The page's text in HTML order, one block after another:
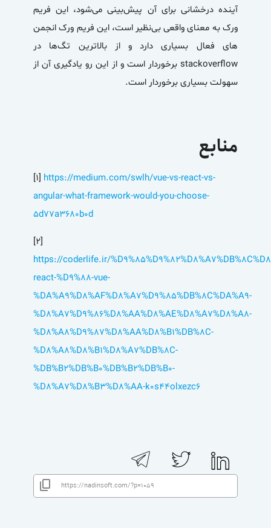
آینده درخشانی برای آن پیش‌بینی می‌شود، این فریم
ورک به معنای واقعی بی‌نظیر است، این فریم ورک انجمن
های فعال بسیاری دارد و از بالاترین تگ‌ها در
stackoverflow برخوردار است و از این رو یادگیری آن از
سهولت بسیاری برخوردار است.
منابع
[۱] https://medium.com/swlh/vue-vs-react-vs-
angular-what-framework-would-you-choose-
5d77a3680b0d
[۲]
https://coderlife.ir/
react-%D9%88-vue-
%DA%A9%D8%AF%D8%A7%D9%85%DB%8C%DA%A9-
%D8%A7%D9%86%D8%AA%D8%AE%D8%A7%D8%A8-
%D8%A8%D9%87%D8%AA%D8%B1%DB%8C-
%D8%A8%D8%B1%D8%A7%DB%8C-
%DB%B2%DB%B0%DB%B2%DB%B0-
%D8%A7%D8%B3%D8%AA-k0s44olxezc6